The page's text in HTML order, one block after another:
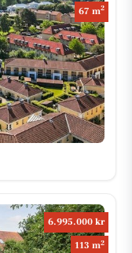
67 m2
6.995.000 kr
113 m2